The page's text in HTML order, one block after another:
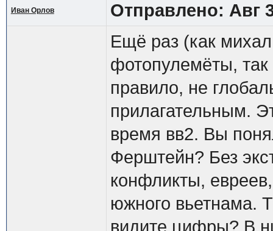
Иван Орлов Отправлено: Авг
Ещё раз (как
фотопулемёты,
правило, не
прилагательным.
время вв2. Вы
Ферштейн? Без
конфликты,
южного вьетнама.
видите цифры? В